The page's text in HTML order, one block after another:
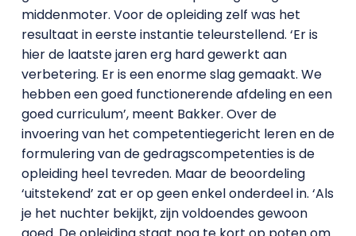
middenmoter. Voor de opleiding zelf was het
resultaat in eerste instantie teleurstellend. ‘Er is
hier de laatste jaren erg hard gewerkt aan
verbetering. Er is een enorme slag gemaakt. We
hebben een goed functionerende afdeling en een
goed curriculum’, meent Bakker. Over de
invoering van het competentiegericht leren en de
formulering van de gedragscompetenties is de
opleiding heel tevreden. Maar de beoordeling
‘uitstekend’ zat er op geen enkel onderdeel in. ‘Als
je het nuchter bekijkt, zijn voldoendes gewoon